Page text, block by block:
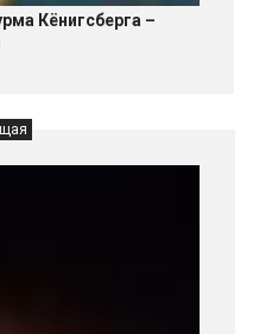
Кёнигсберга –